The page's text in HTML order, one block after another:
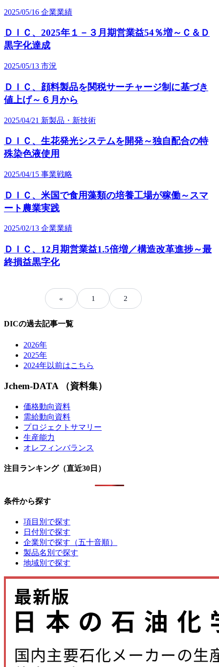
2025/05/16 企業業績
ＤＩＣ、2025年１－３月期営業益54％増～Ｃ＆Ｄ
黒字化達成
2025/05/13 市況
ＤＩＣ、顔料製品を関税サーチャージ制に基づき
値上げ～６月から
2025/04/21 新製品・新技術
ＤＩＣ、生花発光システムを開発～独自配合の特
殊染色液使用
2025/04/15 事業戦略
ＤＩＣ、米国で食用藻類の培養工場が稼働～スマ
ート農業実践
2025/02/13 企業業績
ＤＩＣ、12月期営業益1.5倍増／構造改革進捗～最
終損益黒字化
« 1 2
DICの過去記事一覧
2026年
2025年
2024年以前はこちら
Jchem-DATA （資料集）
価格動向資料
需給動向資料
プロジェクトサマリー
生産能力
オレフィンバランス
注目ランキング（直近30日）
条件から探す
項目別で探す
日付別で探す
企業別で探す（五十音順）
製品名別で探す
地域別で探す